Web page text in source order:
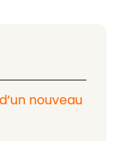
nouveau